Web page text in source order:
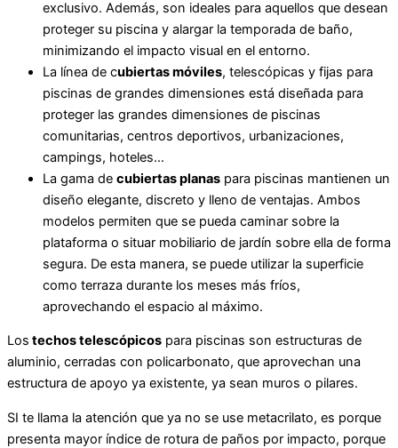
exclusivo. Además, son ideales para aquellos que desean
proteger su piscina y alargar la temporada de baño,
minimizando el impacto visual en el entorno.
La línea de cubiertas móviles, telescópicas y fijas para
piscinas de grandes dimensiones está diseñada para
proteger las grandes dimensiones de piscinas
comunitarias, centros deportivos, urbanizaciones,
campings, hoteles…
La gama de cubiertas planas para piscinas mantienen un
diseño elegante, discreto y lleno de ventajas. Ambos
modelos permiten que se pueda caminar sobre la
plataforma o situar mobiliario de jardín sobre ella de forma
segura. De esta manera, se puede utilizar la superficie
como terraza durante los meses más fríos,
aprovechando el espacio al máximo.
Los techos telescópicos para piscinas son estructuras de
aluminio, cerradas con policarbonato, que aprovechan una
estructura de apoyo ya existente, ya sean muros o pilares.
SI te llama la atención que ya no se use metacrilato, es porque
presenta mayor índice de rotura de paños por impacto, porque